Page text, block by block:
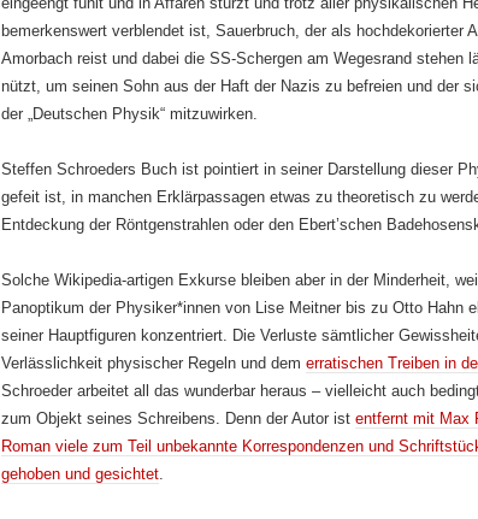
bemerkenswert verblendet ist, Sauerbruch, der als hochdekorierter
Amorbach reist und dabei die SS-Schergen am Wegesrand stehen
nützt, um seinen Sohn aus der Haft der Nazis zu befreien und der
der „Deutschen Physik“ mitzuwirken.
Steffen Schroeders Buch ist pointiert in seiner Darstellung dieser
gefeit ist, in manchen Erklärpassagen etwas zu theoretisch zu
Entdeckung der Röntgenstrahlen oder den Ebert’schen
Solche Wikipedia-artigen Exkurse bleiben aber in der Minderheit,
Panoptikum der Physiker*innen von Lise Meitner bis zu Otto Hahn
seiner Hauptfiguren konzentriert. Die Verluste sämtlicher
Verlässlichkeit physischer Regeln und dem erratischen Treiben in
Schroeder arbeitet all das wunderbar heraus – vielleicht auch
zum Objekt seines Schreibens. Denn der Autor ist entfernt mit Max
Roman viele zum Teil unbekannte Korrespondenzen und
gehoben und gesichtet.